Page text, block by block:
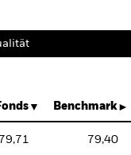
Benchmark
79,71 79,40